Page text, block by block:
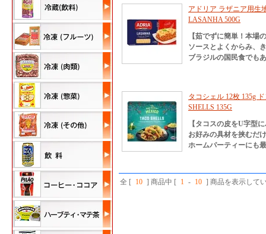
アドリア ラザニア用生
LASANHA 500G
【茹でずに簡単！本場
ソースとよくからみ、
ブラジルの国民食でも
タコシェル 12枚 135g
SHELLS 135G
【タコスの皮をU字型
お好みの具材を挟むだ
ホームパーティーにも
全 [ 10 ] 商品中 [ 1 - 10 ] 商品を表示して